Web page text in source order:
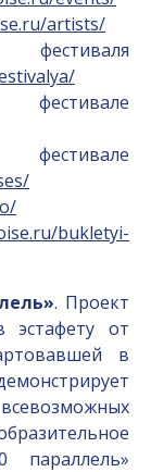
artists/
bukletyi-
. Проект
эстафету от
в
параллель»